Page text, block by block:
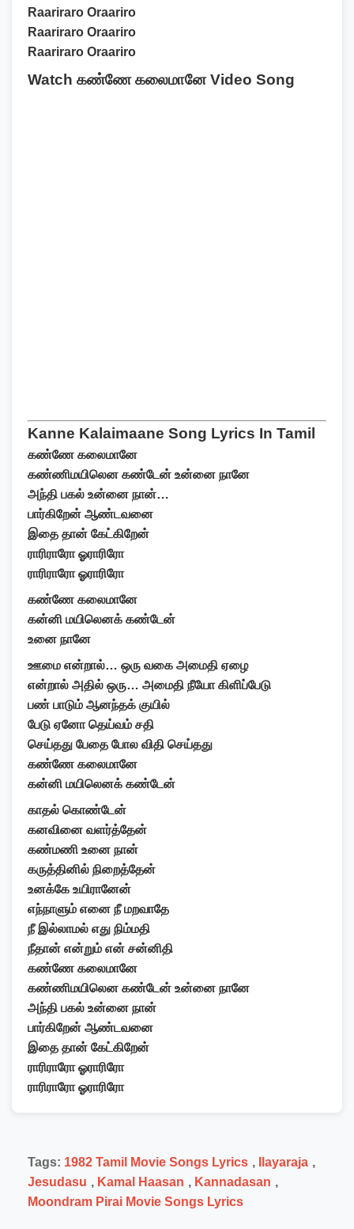
Raariraro Oraariro
Raariraro Oraariro
Raariraro Oraariro
Watch கண்ணே கலைமானே Video Song
Kanne Kalaimaane Song Lyrics In Tamil
கண்ணே கலைமானே
கண்ணிமயிலென கண்டேன் உன்னை நானே
அந்தி பகல் உன்னை நான்…
பார்கிறேன் ஆண்டவனை
இதை தான் கேட்கிறேன்
ராரிராரோ ஓராரிரோ
ராரிராரோ ஓராரிரோ
கண்ணே கலைமானே
கன்னி மயிலெனக் கண்டேன்
உனை நானே
ஊமை என்றால்… ஒரு வகை அமைதி ஏழை
என்றால் அதில் ஒரு… அமைதி நீயோ கிளிப்பேடு
பண் பாடும் ஆனந்தக் குயில்
பேடு ஏனோ தெய்வம் சதி
செய்தது பேதை போல விதி செய்தது
கண்ணே கலைமானே
கன்னி மயிலெனக் கண்டேன்
காதல் கொண்டேன்
கனவினை வளர்த்தேன்
கண்மணி உனை நான்
கருத்தினில் நிறைத்தேன்
உனக்கே உயிரானேன்
எந்நாளும் எனை நீ மறவாதே
நீ இல்லாமல் எது நிம்மதி
நீதான் என்றும் என் சன்னிதி
கண்ணே கலைமானே
கண்ணிமயிலென கண்டேன் உன்னை நானே
அந்தி பகல் உன்னை நான்
பார்கிறேன் ஆண்டவனை
இதை தான் கேட்கிறேன்
ராரிராரோ ஓராரிரோ
ராரிராரோ ஓராரிரோ
Tags: 1982 Tamil Movie Songs Lyrics , Ilayaraja ,
Jesudasu , Kamal Haasan , Kannadasan ,
Moondram Pirai Movie Songs Lyrics